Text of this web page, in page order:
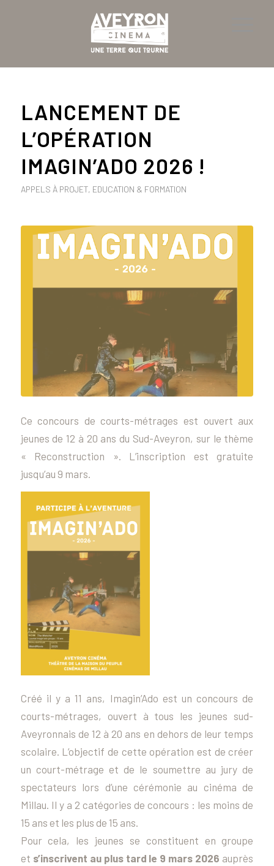
LANCEMENT DE
L’OPÉRATION
IMAGIN’ADO 2026 !
APPELS À PROJET, EDUCATION & FORMATION
Ce concours de courts-métrages est ouvert aux
jeunes de 12 à 20 ans du Sud-Aveyron, sur le thème
« Reconstruction ». L’inscription est gratuite
jusqu’au 9 mars.
Créé il y a 11 ans, Imagin’Ado est un concours de
courts-métrages, ouvert à tous les jeunes sud-
Aveyronnais de 12 à 20 ans en dehors de leur temps
scolaire. L’objectif de cette opération est de créer
un court-métrage et de le soumettre au jury de
spectateurs lors d’une cérémonie au cinéma de
Millau. Il y a 2 catégories de concours : les moins de
15 ans et les plus de 15 ans.
Pour cela, les jeunes se constituent en groupe
et s’inscrivent au plus tard le 9 mars 2026 auprès